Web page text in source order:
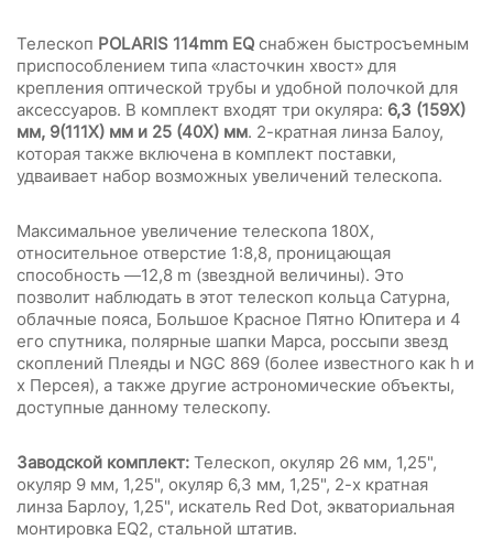
Телескоп POLARIS 114mm EQ снабжен быстросъемным
приспособлением типа «ласточкин хвост» для
крепления оптической трубы и удобной полочкой для
аксессуаров. В комплект входят три окуляра: 6,3 (159Х)
мм, 9(111Х) мм и 25 (40Х) мм. 2-кратная линза Балоу,
которая также включена в комплект поставки,
удваивает набор возможных увеличений телескопа.
Максимальное увеличение телескопа 180Х,
относительное отверстие 1:8,8, проницающая
способность —12,8 m (звездной величины). Это
позволит наблюдать в этот телескоп кольца Сатурна,
облачные пояса, Большое Красное Пятно Юпитера и 4
его спутника, полярные шапки Марса, россыпи звезд
скоплений Плеяды и NGC 869 (более известного как h и
x Персея), а также другие астрономические объекты,
доступные данному телескопу.
Заводской комплект: Телескоп, окуляр 26 мм, 1,25",
окуляр 9 мм, 1,25", окуляр 6,3 мм, 1,25", 2-х кратная
линза Барлоу, 1,25", искатель Red Dot, экваториальная
монтировка EQ2, стальной штатив.